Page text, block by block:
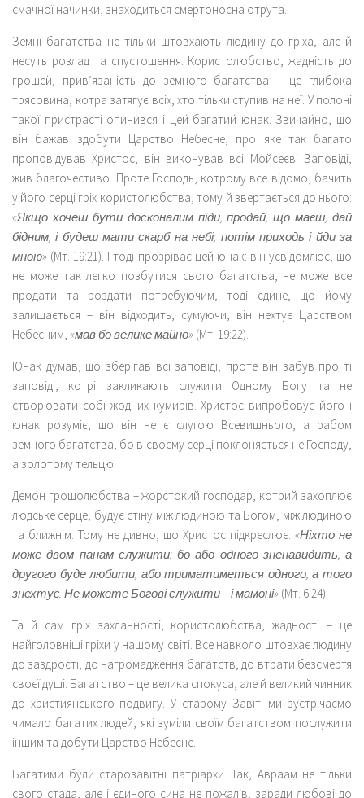
смачної начинки, знаходиться смертоносна отрута.
Земні багатства не тільки штовхають людину до гріха, але й
несуть розлад та спустошення. Користолюбство, жадність до
грошей, прив’язаність до земного багатства – це глибока
трясовина, котра затягує всіх, хто тільки ступив на неї. У полоні
такої пристрасті опинився і цей багатий юнак. Звичайно, що
він бажав здобути Царство Небесне, про яке так багато
проповідував Христос, він виконував всі Мойсеєві Заповіді,
жив благочестиво. Проте Господь, котрому все відомо, бачить
у його серці гріх користолюбства, тому й звертається до нього:
«Якщо хочеш бути досконалим піди, продай, що маєш, дай
бідним, і будеш мати скарб на небі; потім приходь і йди за
мною» (Мт. 19:21). І тоді прозріває цей юнак: він усвідомлює, що
не може так легко позбутися свого багатства, не може все
продати та роздати потребуючим, тоді єдине, що йому
залишається – він відходить, сумуючи, він нехтує Царством
Небесним, «мав бо велике майно» (Мт. 19:22).
Юнак думав, що зберігав всі заповіді, проте він забув про ті
заповіді, котрі закликають служити Одному Богу та не
створювати собі жодних кумирів. Христос випробовує його і
юнак розуміє, що він не є слугою Всевишнього, а рабом
земного багатства, бо в своєму серці поклоняється не Господу,
а золотому тельцю.
Демон грошолюбства – жорстокий господар, котрий захоплює
людське серце, будує стіну між людиною та Богом, між людиною
та ближнім. Тому не дивно, що Христос підкреслює: «Ніхто не
може двом панам служити: бо або одного зненавидить, а
другого буде любити, або триматиметься одного, а того
знехтує. Не можете Богові служити – і мамоні» (Мт. 6:24).
Та й сам гріх захланності, користолюбства, жадності – це
найголовніші гріхи у нашому світі. Все навколо штовхає людину
до заздрості, до нагромадження багатств, до втрати безсмертя
своєї душі. Багатство – це велика спокуса, але й великий чинник
до християнського подвигу. У старому Завіті ми зустрічаємо
чимало багатих людей, які зуміли своїм багатством послужити
іншим та добути Царство Небесне.
Багатими були старозавітні патріархи. Так, Авраам не тільки
свого стада, але і єдиного сина не пожалів, заради любові до